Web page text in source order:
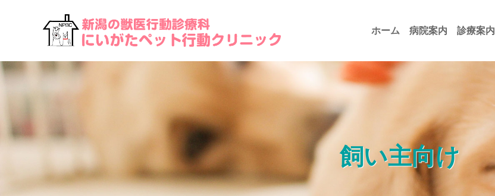
ホーム 病院案内 診療案内
飼い主向け